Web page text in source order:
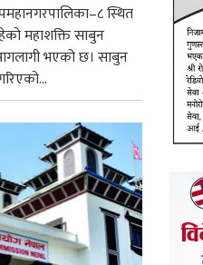
स्थित
महाशक्ति साबुन
भएको छ। साबुन